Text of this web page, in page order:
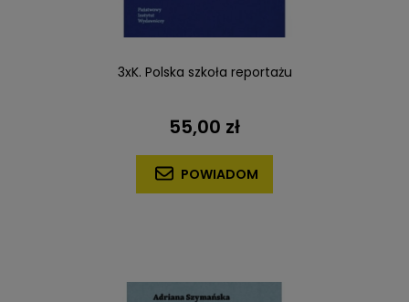
3xK. Polska szkoła reportażu
55,00 zł
POWIADOM